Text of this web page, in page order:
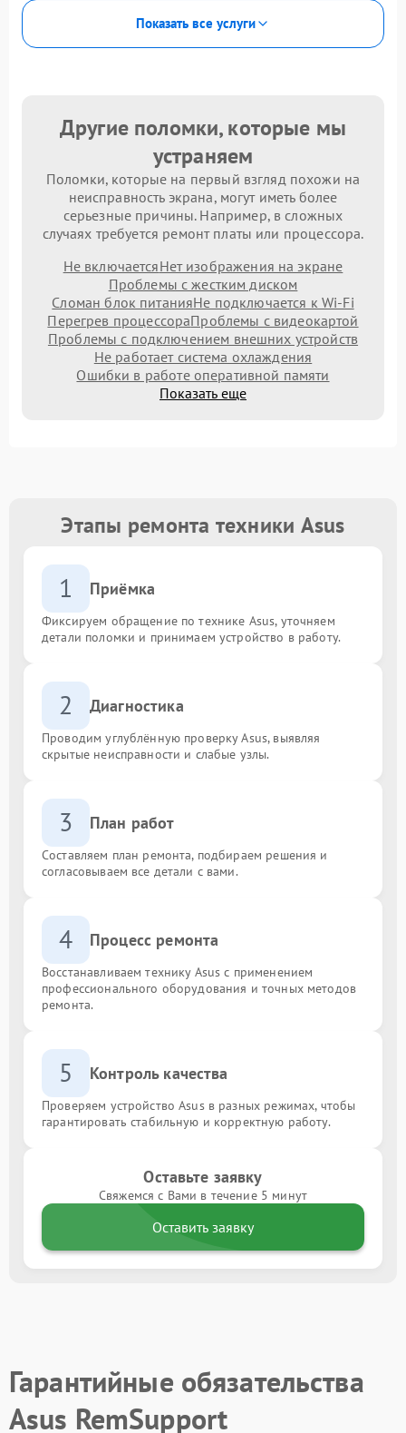
Показать все услуги
Другие поломки, которые мы
устраняем
Поломки, которые на первый взгляд похожи на
неисправность экрана, могут иметь более
серьезные причины. Например, в сложных
случаях требуется ремонт платы или процессора.
Не включаетсяНет изображения на экране
Проблемы с жестким диском
Сломан блок питанияНе подключается к Wi-Fi
Перегрев процессораПроблемы с видеокартой
Проблемы с подключением внешних устройств
Не работает система охлаждения
Ошибки в работе оперативной памяти
Показать еще
Этапы ремонта техники Asus
1 Приёмка
Фиксируем обращение по технике Asus, уточняем
детали поломки и принимаем устройство в работу.
2 Диагностика
Проводим углублённую проверку Asus, выявляя
скрытые неисправности и слабые узлы.
3 План работ
Составляем план ремонта, подбираем решения и
согласовываем все детали с вами.
4 Процесс ремонта
Восстанавливаем технику Asus с применением
профессионального оборудования и точных методов
ремонта.
5 Контроль качества
Проверяем устройство Asus в разных режимах, чтобы
гарантировать стабильную и корректную работу.
Оставьте заявку
Свяжемся с Вами в течение 5 минут
Оставить заявку
Гарантийные обязательства
Asus RemSupport